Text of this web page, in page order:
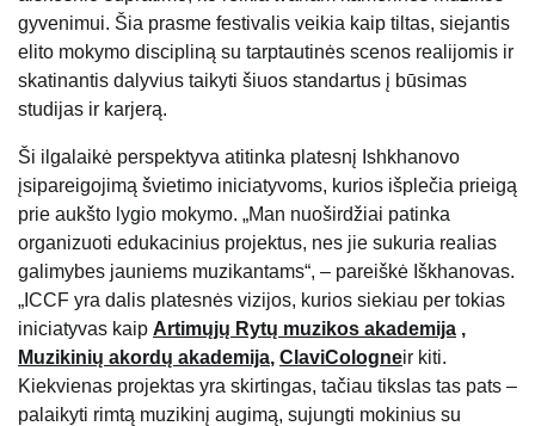
gyvenimui. Šia prasme festivalis veikia kaip tiltas, siejantis
elito mokymo discipliną su tarptautinės scenos realijomis ir
skatinantis dalyvius taikyti šiuos standartus į būsimas
studijas ir karjerą.
Ši ilgalaikė perspektyva atitinka platesnį Ishkhanovo
įsipareigojimą švietimo iniciatyvoms, kurios išplečia prieigą
prie aukšto lygio mokymo. „Man nuoširdžiai patinka
organizuoti edukacinius projektus, nes jie sukuria realias
galimybes jauniems muzikantams“, – pareiškė Iškhanovas.
„ICCF yra dalis platesnės vizijos, kurios siekiau per tokias
iniciatyvas kaip Artimųjų Rytų muzikos akademija ,
Muzikinių akordų akademija, ClaviCologneir kiti.
Kiekvienas projektas yra skirtingas, tačiau tikslas tas pats –
palaikyti rimtą muzikinį augimą, sujungti mokinius su